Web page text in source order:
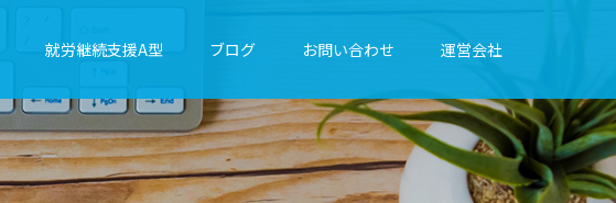
就労継続支援A型 ブログ お問い合わせ 運営会社